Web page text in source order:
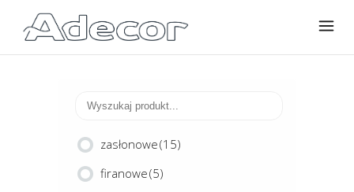
zasłonowe(15)
firanowe(5)